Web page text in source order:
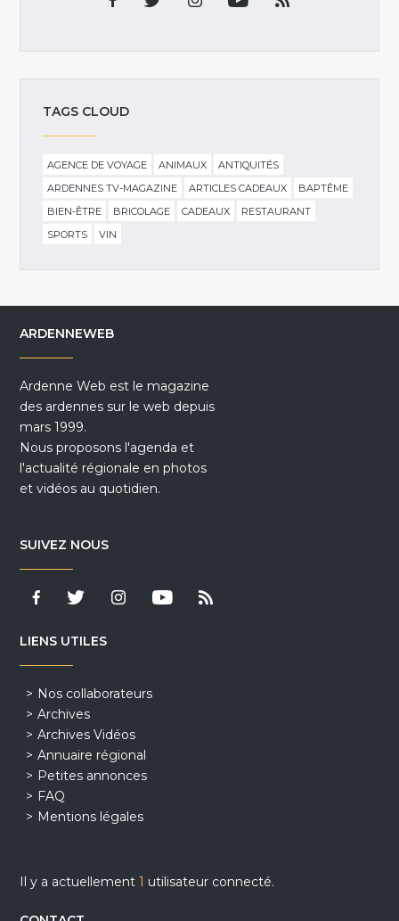
TAGS CLOUD
AGENCE DE VOYAGE ANIMAUX
ANTIQUITÉS
ARDENNES TV-MAGAZINE
ARTICLES CADEAUX
BAPTÊME
BIEN-ÊTRE
BRICOLAGE CADEAUX
RESTAURANT
SPORTS
VIN
ARDENNEWEB
Ardenne Web est le magazine
des ardennes sur le web depuis
mars 1999.
Nous proposons l'agenda et
l'actualité régionale en photos
et vidéos au quotidien.
SUIVEZ NOUS
LIENS UTILES
Nos collaborateurs
Archives
Archives Vidéos
Annuaire régional
Petites annonces
FAQ
Mentions légales
Il y a actuellement1 utilisateur connecté.